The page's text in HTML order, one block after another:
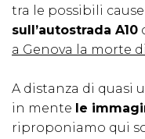
tra le possibili cause
sull’autostrada A10
a Genova la morte
A distanza di quasi
in mente le
riproponiamo qui